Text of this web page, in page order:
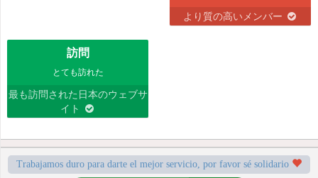
より質の高いメンバー
訪問
とても訪れた
最も訪問された日本のウェブサ
イト
Trabajamos duro para darte el mejor servicio, por favor sé solidario